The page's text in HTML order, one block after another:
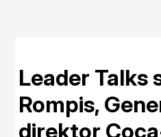
Leader Talks
Rompis,
direktor